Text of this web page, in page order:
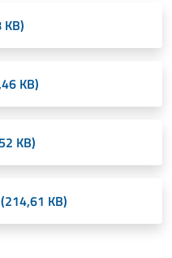
KB)
KB)
KB)